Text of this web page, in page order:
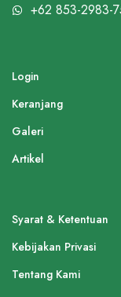
+62 853-2983-
Login
Keranjang
Galeri
Artikel
Syarat & Ketentuan
Kebijakan Privasi
Tentang Kami